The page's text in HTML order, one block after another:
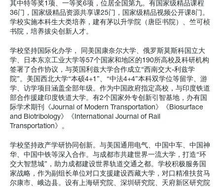
其中特等奖1项、一等奖6项，位居全国第九。有国家级精品课程
36门，国家级精品资源共享课25门，国家级精品视频公开课8门。
学校实施本科生大类培养，建有茅以升学院（唐臣书院）、竺可桢
书院，培养拔尖创新人才。
学校坚持国际化办学， 同美国康奈尔大学、俄罗斯莫斯科国立大
学、日本东京工业大学等57个国家和地区的190所高校及科研机构
签署了合作协议，与英国利兹大学合作成立“西南交大-利兹学
院”。美国西北大学“本硕4+1”、“中法4+4”本科双学位等留学、游
学、访学项目涵盖全部年级。作为中国政府指定高校，与印度铁道
部合作援建印度铁道大学。有2个国家外专创新引智基地，办有国
际学术期刊《Journal of Modern Transportation》《Biosurface
and Biotribology》《International Journal of Rail
Transportation》。
学校坚持政产学研协同创新。与美国通用电气、中国中车、中国神
华、中国中铁等深入合作。与成都市共建世界一流大学，打造“环
交大智慧城”，助力成都建设世界轨道交通之都。学校积极服务国
家战略，作为副组长单位对口支援建设西藏大学，对口精准扶贫马
尔康市、峨边县。设有上海研究院、深圳研究院、天府新区研究院